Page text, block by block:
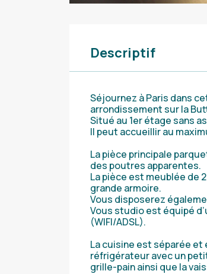
Descriptif
Séjournez à Paris dans
arrondissement sur la
Situé au 1er étage sans
Il peut accueillir au
La pièce principale
des poutres apparentes.
La pièce est meublée de
grande armoire.
Vous disposerez
Vous studio est équipé
(WIFI/ADSL).
La cuisine est séparée et
réfrigérateur avec un
grille-pain ainsi que la